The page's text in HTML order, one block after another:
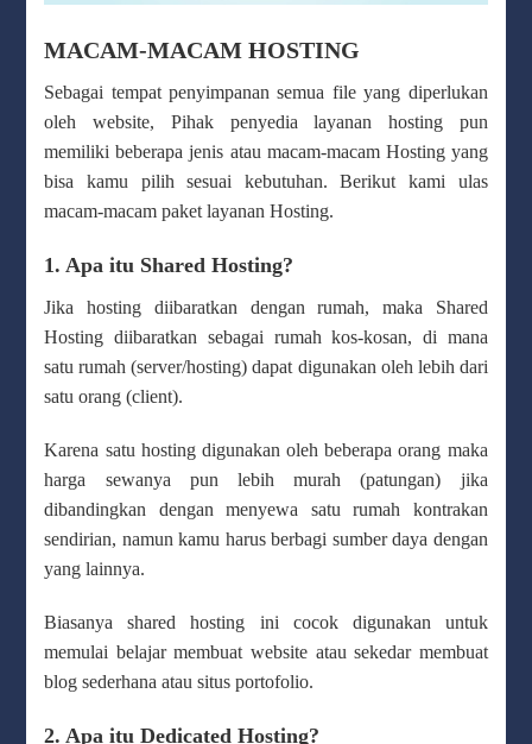
MACAM-MACAM HOSTING
Sebagai tempat penyimpanan semua file yang diperlukan
oleh website, Pihak penyedia layanan hosting pun
memiliki beberapa jenis atau macam-macam Hosting yang
bisa kamu pilih sesuai kebutuhan. Berikut kami ulas
macam-macam paket layanan Hosting.
1. Apa itu Shared Hosting?
Jika hosting diibaratkan dengan rumah, maka Shared
Hosting diibaratkan sebagai rumah kos-kosan, di mana
satu rumah (server/hosting) dapat digunakan oleh lebih dari
satu orang (client).
Karena satu hosting digunakan oleh beberapa orang maka
harga sewanya pun lebih murah (patungan) jika
dibandingkan dengan menyewa satu rumah kontrakan
sendirian, namun kamu harus berbagi sumber daya dengan
yang lainnya.
Biasanya shared hosting ini cocok digunakan untuk
memulai belajar membuat website atau sekedar membuat
blog sederhana atau situs portofolio.
2. Apa itu Dedicated Hosting?